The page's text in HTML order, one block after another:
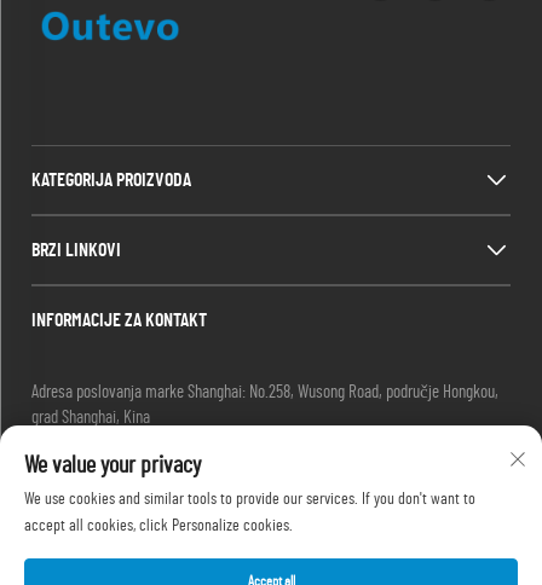
KATEGORIJA PROIZVODA
BRZI LINKOVI
INFORMACIJE ZA KONTAKT
Adresa poslovanja marke Shanghai: No.258, Wusong Road, područje Hongkou,
grad Shanghai, Kina
-Tel.+86-13280087620
-Tel.+86-13280035385
-Tel.+86-13280039195
We value your privacy
We use cookies and similar tools to provide our services. If you don't want to
accept all cookies, click Personalize cookies.
Accept all